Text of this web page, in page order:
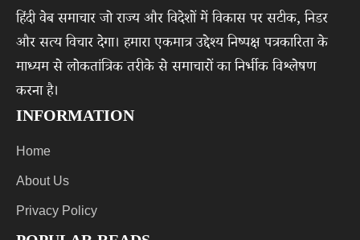
हिंदी वेब समाचार जो राज्य और विदेशों में विकास पर सटीक, निडर
और सत्य विचार देगा। हमारा एकमात्र उद्देश्य निष्पक्ष पत्रकारिता के
माध्यम से लोकतांत्रिक तरीके से समाचारों का निर्भीक विश्लेषण
करना है।
INFORMATION
Home
About Us
Privacy Policy